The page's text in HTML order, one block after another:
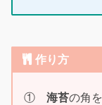
作り方
① 海苔の角